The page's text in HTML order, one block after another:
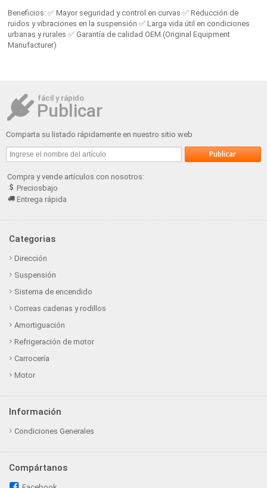
Beneficios: ✅ Mayor seguridad y control en curvas ✅ Reducción de
ruidos y vibraciones en la suspensión ✅ Larga vida útil en condiciones
urbanas y rurales ✅ Garantía de calidad OEM (Original Equipment
Manufacturer)
fácil y rápido
Publicar
Comparta su listado rápidamente en nuestro sitio web
Compra y vende artículos con nosotros:
Preciosbajo
Entrega rápida
Categorias
Dirección
Suspensión
Sistema de encendido
Correas cadenas y rodillos
Amortiguación
Refrigeración de motor
Carrocería
Motor
Información
Condiciones Generales
Compártanos